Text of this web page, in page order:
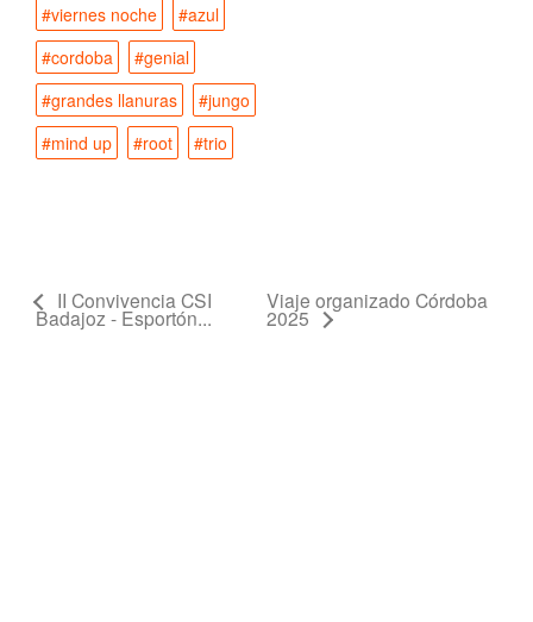
#viernes noche
#azul
#cordoba
#genial
#grandes llanuras
#jungo
#mind up
#root #trio
II Convivencia CSI
Badajoz - Esportón...
Viaje organizado Córdoba
2025